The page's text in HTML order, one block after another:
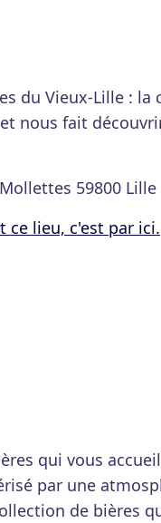
du Vieux-Lille : la
nous fait
59800 Lille
ce lieu, c'est par ici.
qui vous
par une
de bières